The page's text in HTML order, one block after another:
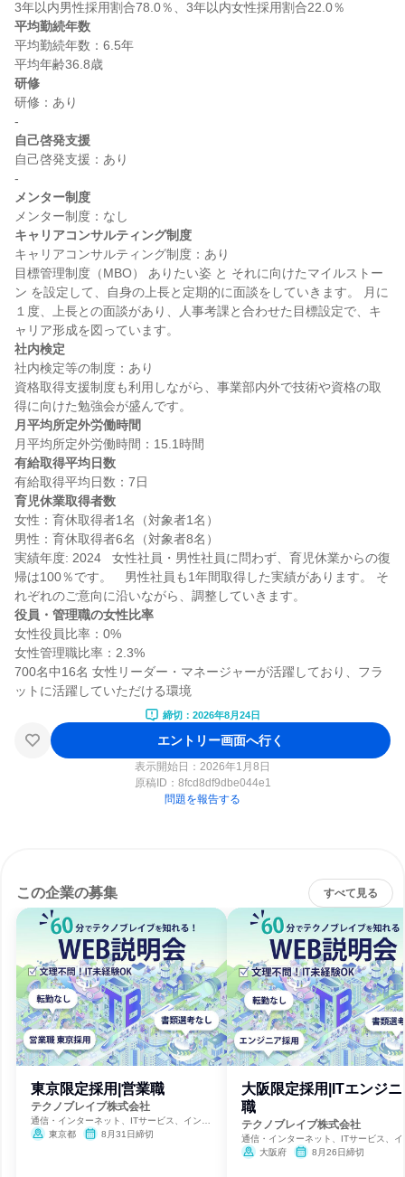
平均勤続年数
平均勤続年数：6.5年
研修
研修：あり
自己啓発支援
自己啓発支援：あり
メンター制度
キャリアコンサルティング制度
キャリアコンサルティング制度：あり
目標管理制度（MBO） ありたい姿 と それに向けたマイルストー
ン を設定して、自身の上長と定期的に面談をしていきます。 月に
１度、上長との面談があり、人事考課と合わせた目標設定で、キ
社内検定
社内検定等の制度：あり
資格取得支援制度も利用しながら、事業部内外で技術や資格の取
月平均所定外労働時間
有給取得平均日数
育児休業取得者数
女性：育休取得者1名（対象者1名）
男性：育休取得者6名（対象者8名）
実績年度: 2024   女性社員・男性社員に問わず、育児休業からの復
帰は100％です。　男性社員も1年間取得した実績があります。 そ
役員・管理職の女性比率
女性役員比率：0%
女性管理職比率：2.3%
700名中16名 女性リーダー・マネージャーが活躍しており、フラ
締切：2026年8月24日
エントリー画面へ行く
表示開始日：2026年1月8日
原稿ID： 8fcd8df9dbe044e1
問題を報告する
この企業の募集 すべて見る
東京限定採用|営業職
テクノブレイブ株式会社
通信・インターネット、ITサービス、インタ
ーネット・Webサービス
東京都 8月31日締切
大阪限定採用|ITエンジニ
職
テクノブレイブ株式会社
通信・インターネット、ITサービス、イ
ーネット・Webサービス
大阪府 8月26日締切